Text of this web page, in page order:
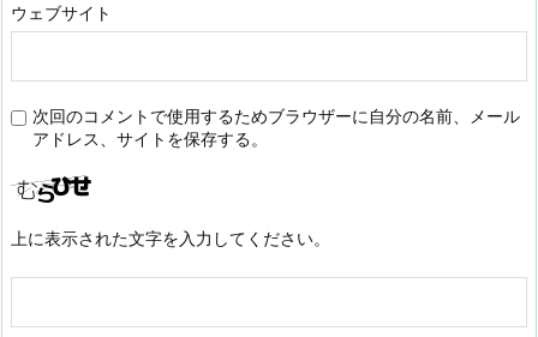
ウェブサイト
次回のコメントで使用するためブラウザーに自分の名前、メール
アドレス、サイトを保存する。
上に表示された文字を入力してください。